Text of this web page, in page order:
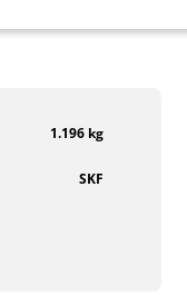
1.196 kg
SKF